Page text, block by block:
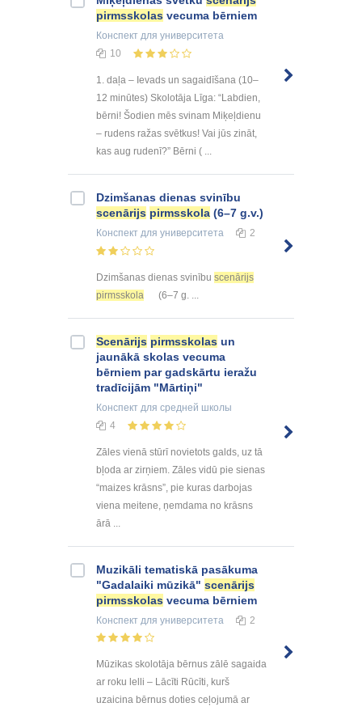
pirmsskolas vecuma bērniem
Конспект для университета
10
1. daļa – Ievads un sagaidīšana (10–
12 minūtes) Skolotāja Līga: “Labdien,
bērni! Šodien mēs svinam Miķeļdienu
– rudens ražas svētkus! Vai jūs zināt,
kas aug rudenī?” Bērni ( ...
Dzimšanas dienas svinību
scenārijs pirmsskola (6–7 g.v.)
Конспект для университета 2
Dzimšanas dienas svinību scenārijs
pirmsskola
(6–7 g. ...
Scenārijs pirmsskolas un
jaunākā skolas vecuma
bērniem par gadskārtu ieražu
tradīcijām "Mārtiņi"
Конспект для средней школы
4
Zāles vienā stūrī novietots galds, uz tā
bļoda ar zirņiem. Zāles vidū pie sienas
“maizes krāsns”, pie kuras darbojas
viena meitene, ņemdama no krāsns
ārā ...
Muzikāli tematiskā pasākuma
"Gadalaiki mūzikā" scenārijs
pirmsskolas vecuma bērniem
Конспект для университета 2
Mūzikas skolotāja bērnus zālē sagaida
ar roku lelli – Lācīti Rūcīti, kurš
uzaicina bērnus doties ceļojumā ar